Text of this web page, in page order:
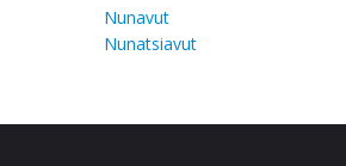
Nunavut
Nunatsiavut